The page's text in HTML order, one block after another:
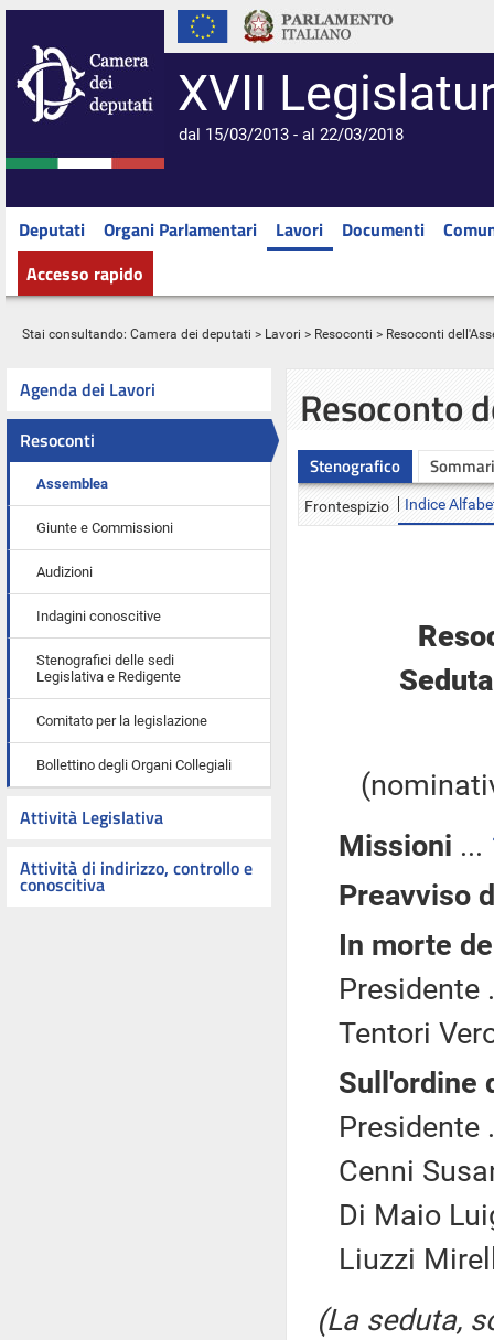
XVII
dal 15/03/2013 - al 22/03/2018
Deputati Organi Parlamentari Lavori Documenti
Accesso rapido
Stai consultando: Camera dei deputati > Lavori > Resoconti > Resoconti
Agenda dei Lavori
Resoconti
Assemblea
Giunte e Commissioni
Audizioni
Indagini conoscitive
Stenografici delle sedi
Legislativa e Redigente
Comitato per la legislazione
Bollettino degli Organi Collegiali
Attività Legislativa
Attività di indirizzo, controllo e
conoscitiva
Resoconto
Stenografico
Frontespizio Indice
Missioni ...
Preavviso
In morte
Presidente
Tentori
Sull'ordine
Presidente
Cenni
Di Maio
Liuzzi
(La seduta,